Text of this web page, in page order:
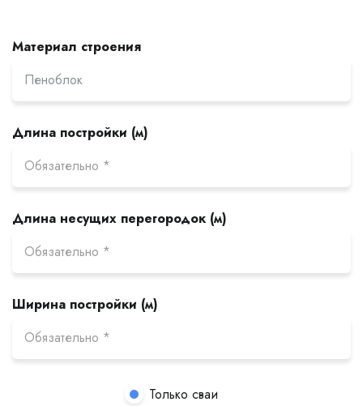
Материал строения
Длина постройки (м)
Длина несущих перегородок (м)
Ширина постройки (м)
Только сваи